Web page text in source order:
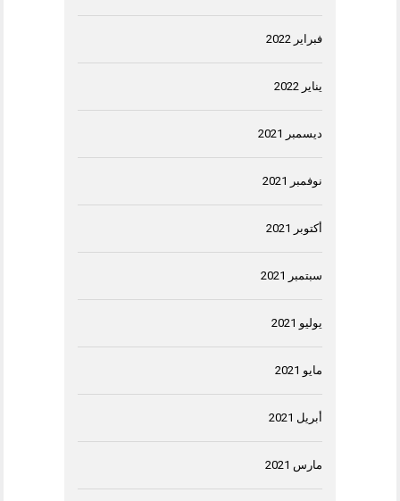
فبراير 2022
يناير 2022
ديسمبر 2021
نوفمبر 2021
أكتوبر 2021
سبتمبر 2021
يوليو 2021
مايو 2021
أبريل 2021
مارس 2021